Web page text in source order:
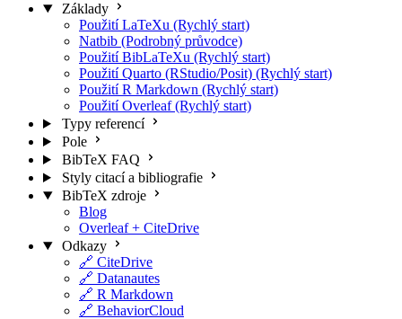
Základy
Použití LaTeXu (Rychlý start)
Natbib (Podrobný průvodce)
Použití BibLaTeXu (Rychlý start)
Použití Quarto (RStudio/Posit) (Rychlý start)
Použití R Markdown (Rychlý start)
Použití Overleaf (Rychlý start)
Typy referencí
Pole
BibTeX FAQ
Styly citací a bibliografie
BibTeX zdroje
Blog
Overleaf + CiteDrive
Odkazy
🔗 CiteDrive
🔗 Datanautes
🔗 R Markdown
🔗 BehaviorCloud